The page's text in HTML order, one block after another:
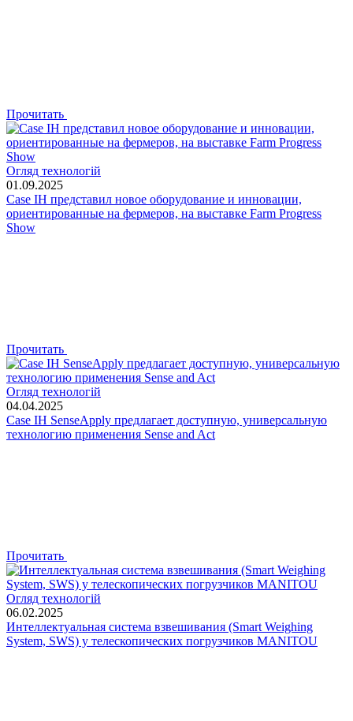
Прочитать
Огляд технологій
01.09.2025
Case IH представил новое оборудование и инновации,
ориентированные на фермеров, на выставке Farm Progress
Show
Прочитать
Огляд технологій
04.04.2025
Case IH SenseApply предлагает доступную, универсальную
технологию применения Sense and Act
Прочитать
Огляд технологій
06.02.2025
Интеллектуальная система взвешивания (Smart Weighing
System, SWS) у телескопических погрузчиков MANITOU